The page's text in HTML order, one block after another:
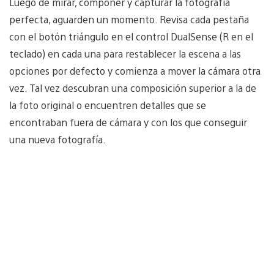
perfecta, aguarden un momento. Revisa cada pestaña
con el botón triángulo en el control DualSense (R en el
teclado) en cada una para restablecer la escena a las
opciones por defecto y comienza a mover la cámara otra
vez. Tal vez descubran una composición superior a la de
la foto original o encuentren detalles que se
encontraban fuera de cámara y con los que conseguir
una nueva fotografía.